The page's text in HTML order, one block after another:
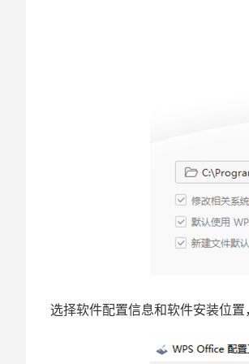
选择软件配置信息和软件安装位